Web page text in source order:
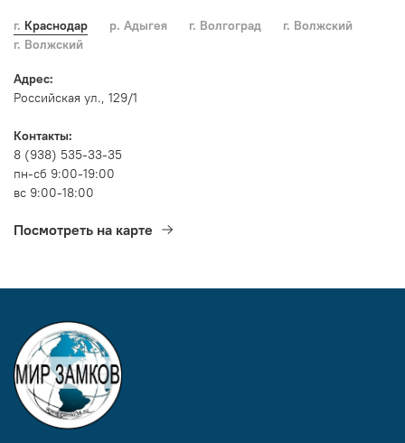
г. Краснодар р. Адыгея г. Волгоград
г. Волжский
г. Волжский
Адрес:
Российская ул., 129/1
Контакты:
8 (938) 535-33-35
пн-сб 9:00-19:00
вс 9:00-18:00
Посмотреть на карте